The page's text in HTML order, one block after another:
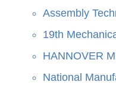
Assembly
19th
HANNOVER
National